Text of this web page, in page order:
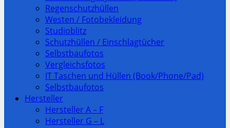
Regenschutzhüllen
Westen / Fotobekleidung
Studioblitz
Schutzhüllen / Einschlagtücher
Selbstbaufotos
Vergleichsfotos
IT Taschen und Hüllen (Book/Phone/Pad)
Selbstbaufotos
Hersteller
Hersteller A – F
Hersteller G – L